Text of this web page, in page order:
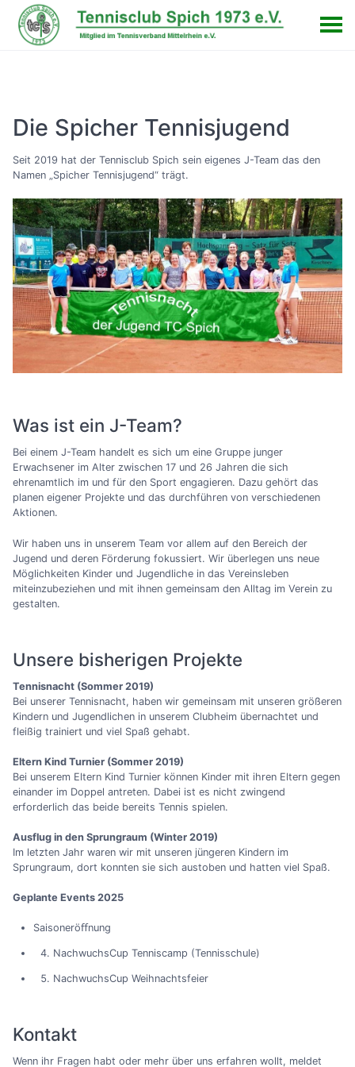
Die Spicher Tennisjugend
Seit 2019 hat der Tennisclub Spich sein eigenes J-Team das den
Namen „Spicher Tennisjugend“ trägt.
Was ist ein J-Team?
Bei einem J-Team handelt es sich um eine Gruppe junger
Erwachsener im Alter zwischen 17 und 26 Jahren die sich
ehrenamtlich im und für den Sport engagieren. Dazu gehört das
planen eigener Projekte und das durchführen von verschiedenen
Aktionen.
Wir haben uns in unserem Team vor allem auf den Bereich der
Jugend und deren Förderung fokussiert. Wir überlegen uns neue
Möglichkeiten Kinder und Jugendliche in das Vereinsleben
miteinzubeziehen und mit ihnen gemeinsam den Alltag im Verein zu
gestalten.
Unsere bisherigen Projekte
Tennisnacht (Sommer 2019)
Bei unserer Tennisnacht, haben wir gemeinsam mit unseren größeren
Kindern und Jugendlichen in unserem Clubheim übernachtet und
fleißig trainiert und viel Spaß gehabt.
Eltern Kind Turnier (Sommer 2019)
Bei unserem Eltern Kind Turnier können Kinder mit ihren Eltern gegen
einander im Doppel antreten. Dabei ist es nicht zwingend
erforderlich das beide bereits Tennis spielen.
Ausflug in den Sprungraum (Winter 2019)
Im letzten Jahr waren wir mit unseren jüngeren Kindern im
Sprungraum, dort konnten sie sich austoben und hatten viel Spaß.
Geplante Events 2025
Saisoneröﬀnung
NachwuchsCup Tenniscamp (Tennisschule)
NachwuchsCup Weihnachtsfeier
Kontakt
Wenn ihr Fragen habt oder mehr über uns erfahren wollt, meldet